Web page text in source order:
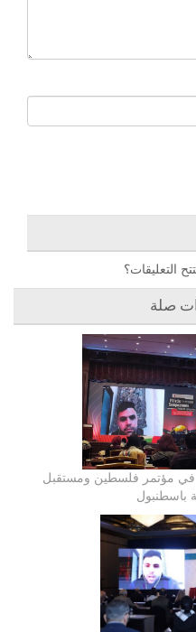
التعليقات؟
صلة
مؤتمر فلسطين ومستقبل
باسطنبول